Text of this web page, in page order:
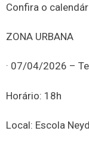
Confira o
ZONA URBANA
· 07/04/2026 –
Horário: 18h
Local: Escola